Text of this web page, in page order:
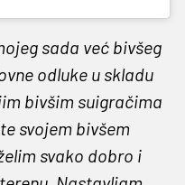
sada već bivšeg
odluke u skladu
bivšim suigračima
svojem bivšem
svako dobro i